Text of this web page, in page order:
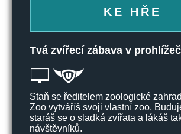
KE HŘE
Tvá zvířecí zábava v
Staň se ředitelem zoologické
Zoo vytváříš svoji vlastní zoo.
staráš se o sladká zvířata a lákáš
návštěvníků.